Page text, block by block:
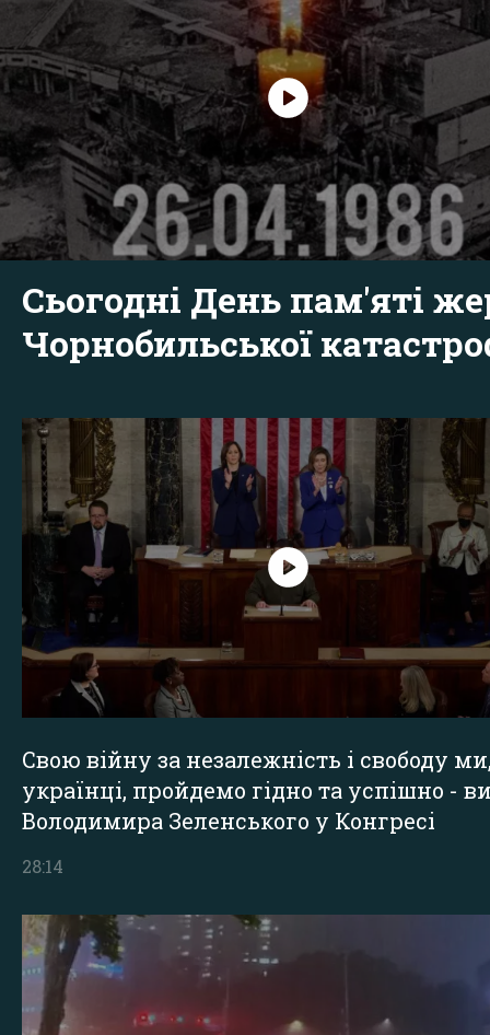
Сьогодні День пам'яті
Чорнобильської
Свою війну за незалежність і свободу
українці, пройдемо гідно та успішно -
Володимира Зеленського у Конгресі
28:14